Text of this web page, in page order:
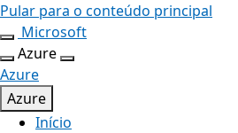
Pular para o conteúdo principal
Microsoft
Azure
Azure
Azure
Início